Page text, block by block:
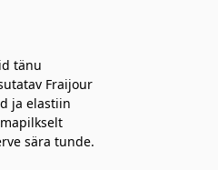
tänu
Fraijour
ja elastiin
sära tunde.